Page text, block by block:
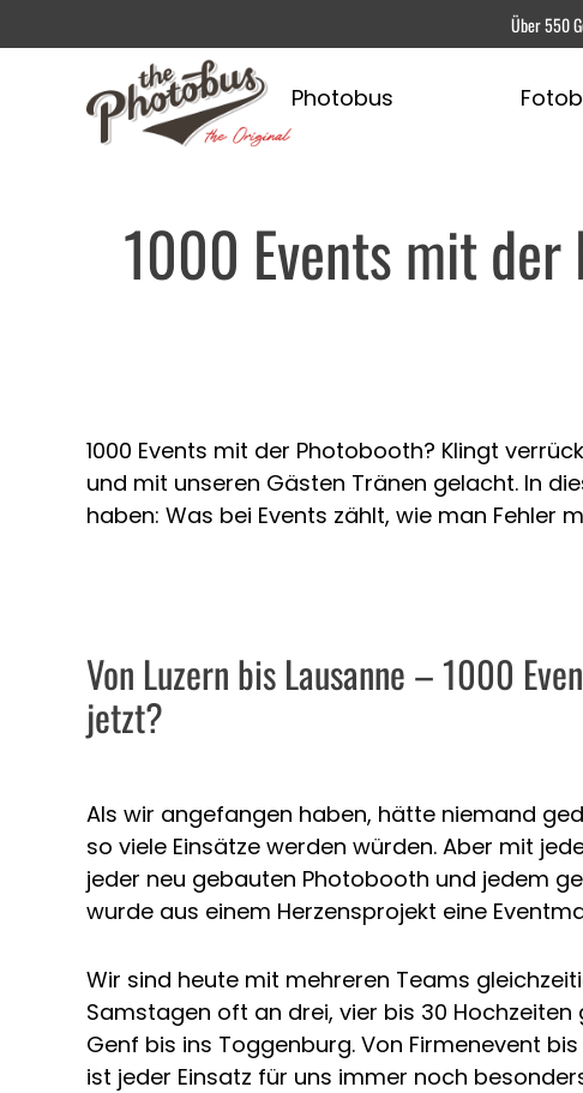
Über550
Photobus
1000 Events mit
1000 Events mit der Photobooth? Klingt
und mit unseren Gästen Tränen gelacht. In
haben: Was bei Events zählt, wie man
Von Luzern bis Lausanne – 1000
jetzt?
Als wir angefangen haben, hätte niemand
so viele Einsätze werden würden. Aber mit
jeder neu gebauten Photobooth und jedem
wurde aus einem Herzensprojekt eine
Wir sind heute mit mehreren Teams
Samstagen oft an drei, vier bis 30 Hochzeiten
Genf bis ins Toggenburg. Von Firmenevent
ist jeder Einsatz für uns immer noch